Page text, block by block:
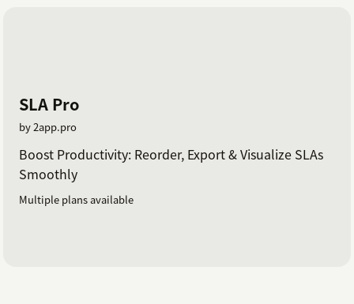
SLA Pro
by 2app.pro
Boost Productivity: Reorder, Export & Visualize SLAs
Smoothly
Multiple plans available